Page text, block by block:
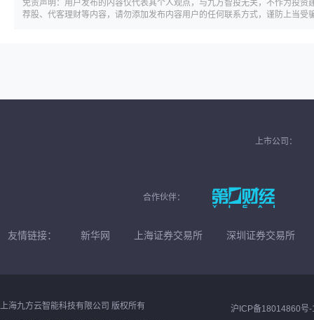
免责声明：用户发布的内容仅代表其个人观点，与九方智投无关，不作为投
荐股、代客理财等内容，请勿添加发布内容用户的任何联系方式，谨防上当受
上市公司：
合作伙伴：
友情链接： 新华网 上海证券交易所 深圳证券交易所
上海九方云智能科技有限公司 版权所有
沪ICP备18014860号-